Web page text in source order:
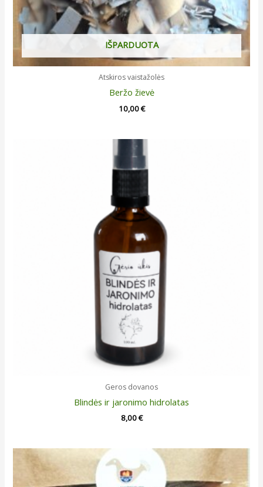
IŠPARDUOTA
Atskiros vaistažolės
Beržo žievė
10,00€
Geros dovanos
Blindės ir jaronimo hidrolatas
8,00€